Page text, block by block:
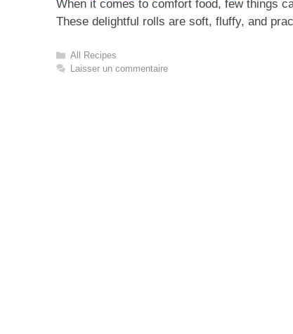
When it comes to comfort food, few things
These delightful rolls are soft, fluffy, and
Catégories
All Recipes
Laisser un commentaire